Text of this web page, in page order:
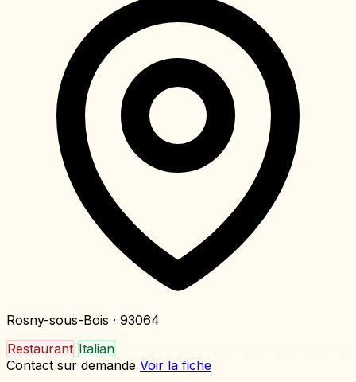
Rosny-sous-Bois · 93064
Restaurant Italian
Contact sur demande Voir la fiche